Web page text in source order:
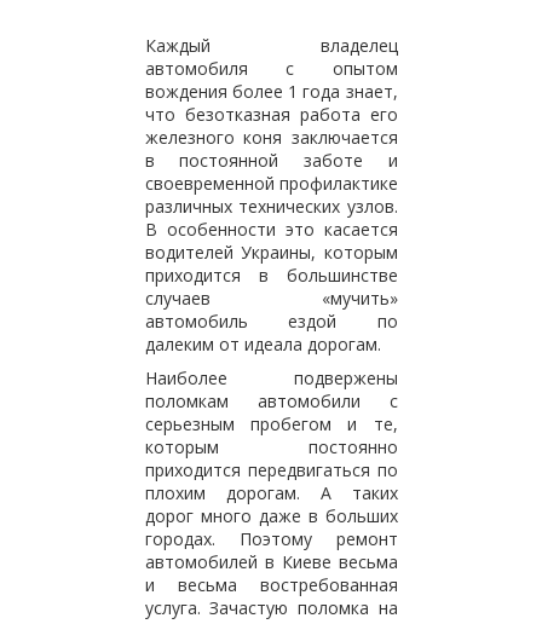
Каждый владелец
автомобиля с опытом
вождения более 1 года знает,
что безотказная работа его
железного коня заключается
в постоянной заботе и
своевременной профилактике
различных технических узлов.
В особенности это касается
водителей Украины, которым
приходится в большинстве
случаев «мучить»
автомобиль ездой по
далеким от идеала дорогам.
Наиболее подвержены
поломкам автомобили с
серьезным пробегом и те,
которым постоянно
приходится передвигаться по
плохим дорогам. А таких
дорог много даже в больших
городах. Поэтому ремонт
автомобилей в Киеве весьма
и весьма востребованная
услуга. Зачастую поломка на